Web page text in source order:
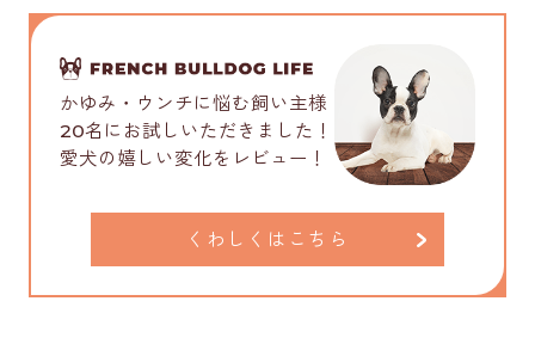
かゆみ・ウンチに悩む飼い主様
20名にお試しいただきました！
愛犬の嬉しい変化をレビュー！
くわしくはこちら